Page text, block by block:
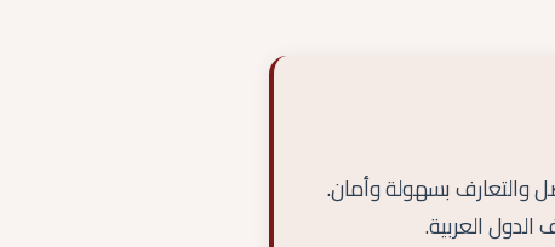
والتعارف بسهولة وأمان.
العربية.